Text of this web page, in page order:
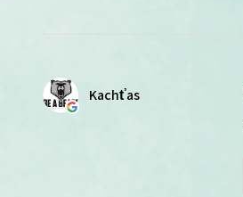
Kachťas